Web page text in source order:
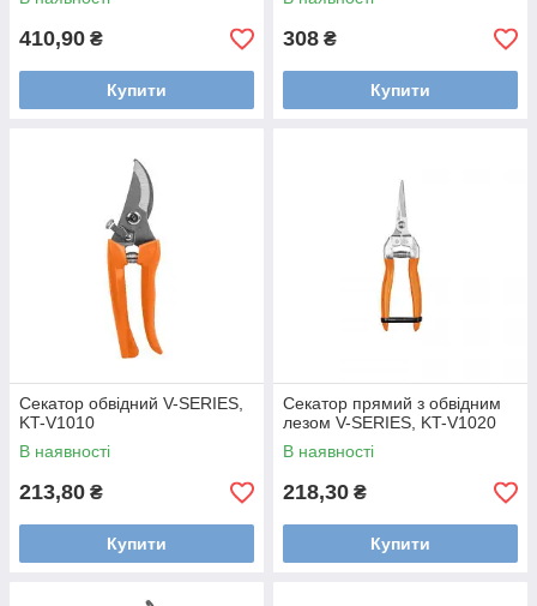
410,90 ₴
Купити
308 ₴
Купити
Секатор обвідний V-SERIES,
KT-V1010
В наявності
213,80 ₴
Купити
Секатор прямий з обвідним
лезом V-SERIES, KT-V1020
В наявності
218,30 ₴
Купити